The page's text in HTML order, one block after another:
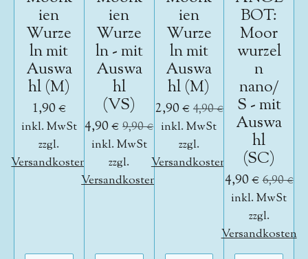
ien
Wurze
ln mit
Auswa
hl (M)
1,90 €
inkl. MwSt
zzgl.
Versandkosten
ien
Wurze
ln - mit
Auswa
hl
(VS)
4,90 € 9,90 €
inkl. MwSt
zzgl.
Versandkosten
ien
Wurze
ln mit
Auswa
hl (M)
2,90 € 4,90 €
inkl. MwSt
zzgl.
Versandkosten
BOT:
Moor
wurzel
n
nano/
S - mit
Auswa
hl
(SC)
4,90 €6,90 €
inkl. MwSt
zzgl.
Versandkosten